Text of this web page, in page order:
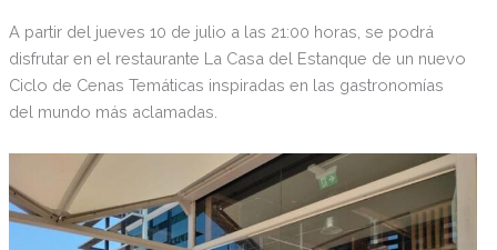
A partir del jueves 10 de julio a las 21:00 horas, se podrá
disfrutar en el restaurante La Casa del Estanque de un nuevo
Ciclo de Cenas Temáticas inspiradas en las gastronomías
del mundo más aclamadas.